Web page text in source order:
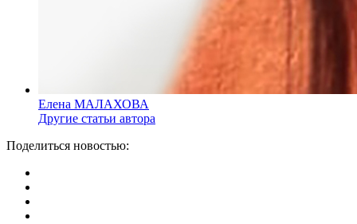
Елена МАЛАХОВА
Другие статьи автора
Поделиться новостью: